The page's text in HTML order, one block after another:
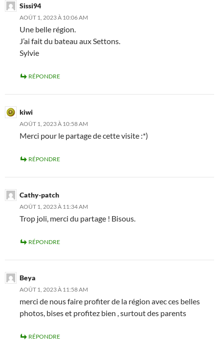
Sissi94
AOÛT 1, 2023 À 10:06 AM
Une belle région.
J’ai fait du bateau aux Settons.
Sylvie
RÉPONDRE
kiwi
AOÛT 1, 2023 À 10:58 AM
Merci pour le partage de cette visite :*)
RÉPONDRE
Cathy-patch
AOÛT 1, 2023 À 11:34 AM
Trop joli, merci du partage ! Bisous.
RÉPONDRE
Beya
AOÛT 1, 2023 À 11:58 AM
merci de nous faire profiter de la région avec ces belles
photos, bises et profitez bien , surtout des parents
RÉPONDRE